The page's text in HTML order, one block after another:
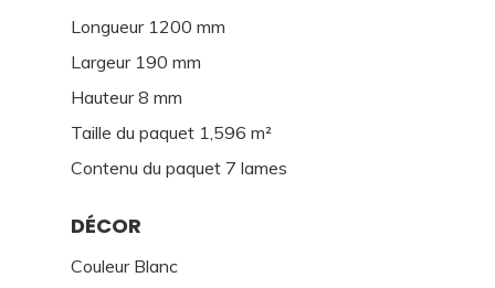
Longueur 1200 mm
Largeur 190 mm
Hauteur 8 mm
Taille du paquet 1,596 m²
Contenu du paquet 7 lames
DÉCOR
Couleur Blanc